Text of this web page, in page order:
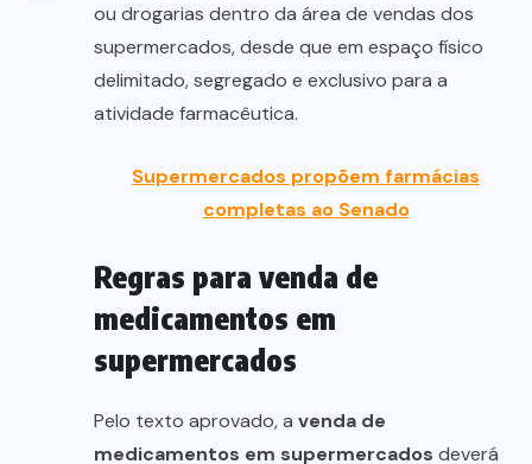
ou drogarias dentro da área de vendas dos
supermercados, desde que em espaço físico
delimitado, segregado e exclusivo para a
atividade farmacêutica.
Supermercados propõem farmácias
completas ao Senado
Regras para venda de
medicamentos em
supermercados
Pelo texto aprovado, a venda de
medicamentos em supermercados deverá